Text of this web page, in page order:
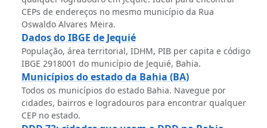
CEPs de endereços no mesmo município da Rua
Oswaldo Alvares Meira.
Dados do IBGE de Jequié
População, área territorial, IDHM, PIB per capita e código
IBGE 2918001 do município de Jequié, Bahia.
Municípios do estado da Bahia (BA)
Todos os municípios do estado Bahia. Navegue por
cidades, bairros e logradouros para encontrar qualquer
CEP no estado.